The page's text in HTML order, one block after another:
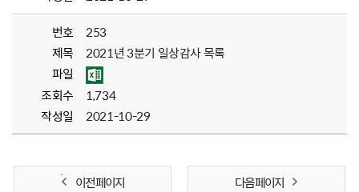
번호
253
제목
2021년 3분기 일상감사 목록
파일
조회수
1,734
작성일
2021-10-29
이전 페이지 다음 페이지